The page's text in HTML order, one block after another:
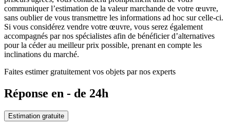
communiquer l’estimation de la valeur marchande de votre œuvre,
sans oublier de vous transmettre les informations ad hoc sur celle-ci.
Si vous considérez vendre votre œuvre, vous serez également
accompagnés par nos spécialistes afin de bénéficier d’alternatives
pour la céder au meilleur prix possible, prenant en compte les
inclinations du marché.
Faites estimer gratuitement vos objets par nos experts
Réponse en - de 24h
Estimation gratuite